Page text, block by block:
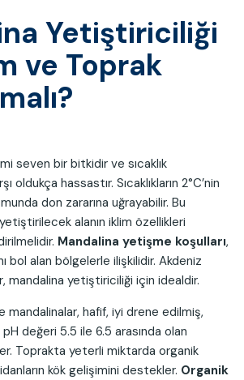
Yetiştiriciliği
ve Toprak
seven bir bitkidir ve sıcaklık
oldukça hassastır. Sıcaklıkların 2°C’nin
don zararına uğrayabilir. Bu
alanın iklim özellikleri
Mandalina yetişme koşulları,
bol alan bölgelerle ilişkilidir. Akdeniz
mandalina yetiştiriciliği için idealdir.
mandalinalar, hafif, iyi drene edilmiş,
değeri 5.5 ile 6.5 arasında olan
Toprakta yeterli miktarda organik
kök gelişimini destekler. Organik